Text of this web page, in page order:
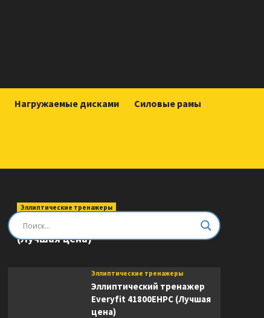
Нагружаемые дисками Силовые рамы
Эллиптические тренажеры
Эллиптический тренажер DFC E8745T
(Лучшая цена)
Эллиптические тренажеры
Эллиптический тренажер
Everyfit 41800EHPC (Лучшая
цена)